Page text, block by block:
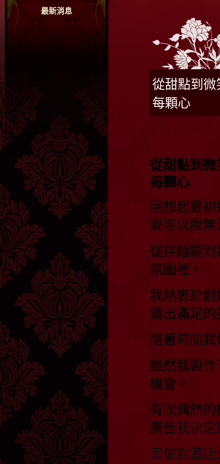
最新消息
從甜點到
每顆心
從甜點到
每顆心
回想起最
愛可以說
從拌麵糊
氛圍裡。
我熱衷於
露出滿足
隨著時間
雖然我製
機會。
有次偶然
廣告我決定
即使對酒